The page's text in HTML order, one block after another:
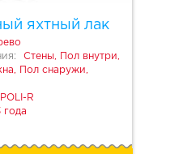
яхтный лак
Стены, Пол внутри,
Пол снаружи,
POLI-R
года